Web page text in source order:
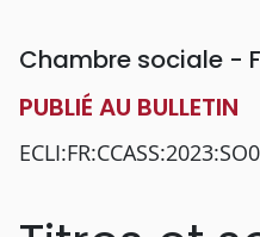
Chambre sociale -
PUBLIÉ AU BULLETIN